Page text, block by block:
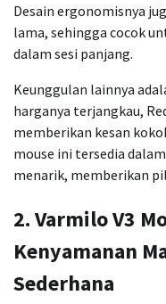
Desain ergonomisnya
lama, sehingga cocok
dalam sesi panjang.
Keunggulan lainnya
harganya terjangkau,
memberikan kesan
mouse ini tersedia
menarik, memberikan
2.Varmilo V3
Kenyamanan
Sederhana